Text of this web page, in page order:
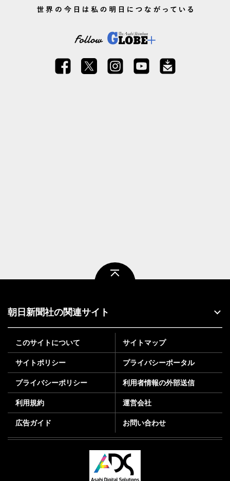
朝日新聞社の関連サイト
このサイトについて サイトマップ
サイトポリシー プライバシーポータル
プライバシーポリシー 利用者情報の外部送信
利用規約 運営会社
広告ガイド お問い合わせ